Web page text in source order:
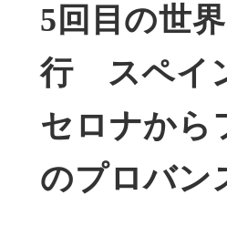
5回目の世
行 スペイ
セロナから
のプロバン